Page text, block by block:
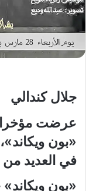
‬جلال كندالي
عرضت مؤخرا
«‬بون
في‮ ‬العديد من
«‬بون